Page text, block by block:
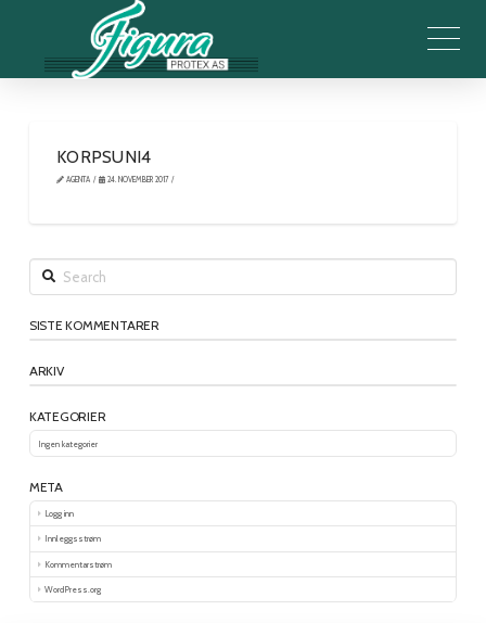
KORPSUNI4
AGENTA 24. NOVEMBER 2017
Search
SISTE KOMMENTARER
ARKIV
KATEGORIER
Ingen kategorier
META
Logg inn
Innleggsstrøm
Kommentarstrøm
WordPress.org